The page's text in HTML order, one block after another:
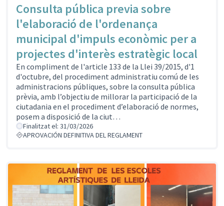
Consulta pública previa sobre
l'elaboració de l'ordenança
municipal d'impuls econòmic per a
projectes d'interès estratègic local
En compliment de l'article 133 de la Llei 39/2015, d'1
d'octubre, del procediment administratiu comú de les
administracions públiques, sobre la consulta pública
prèvia, amb l’objectiu de millorar la participació de la
ciutadania en el procediment d’elaboració de normes,
posem a disposició de la ciut…
Finalitzat el: 31/03/2026
APROVACIÓN DEFINITIVA DEL REGLAMENT